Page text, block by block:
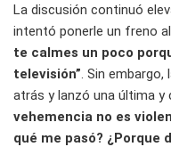
La discusión continuó
intentó ponerle un freno
te calmes un poco
televisión” . Sin
atrás y lanzó una última
vehemencia no es
qué me pasó? ¿Porque